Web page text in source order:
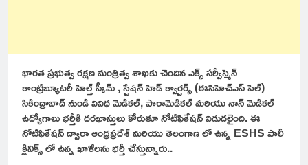
భారత ప్రభుత్వ రక్షణ మంత్రిత్వ శాఖకు చెందిన ఎక్స్ సర్వీస్మెన్
కాంట్రిబ్యూటరీ హెల్త్ స్కీమ్ , స్టేషన్ హెడ్ క్వార్టర్స్ (ఈసిహెచ్ఎస్ సెల్)
సికింద్రాబాద్ నుండి వివిధ మెడికల్, పారామెడికల్ మరియు నాన్ మెడికల్
ఉద్యోగాలు భర్తీకి దరఖాస్తులు కోరుతూ నోటిఫికేషన్ విడుదలైంది. ఈ
నోటిఫికేషన్ ద్వారా ఆంధ్రప్రదేశ్ మరియు తెలంగాణ లో ఉన్న ESHS పాలీ
క్లినిక్స్ లో ఉన్న ఖాళీలను భర్తీ చేస్తున్నారు..